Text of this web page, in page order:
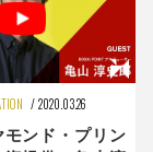
2020.03.26
モンド・プリン